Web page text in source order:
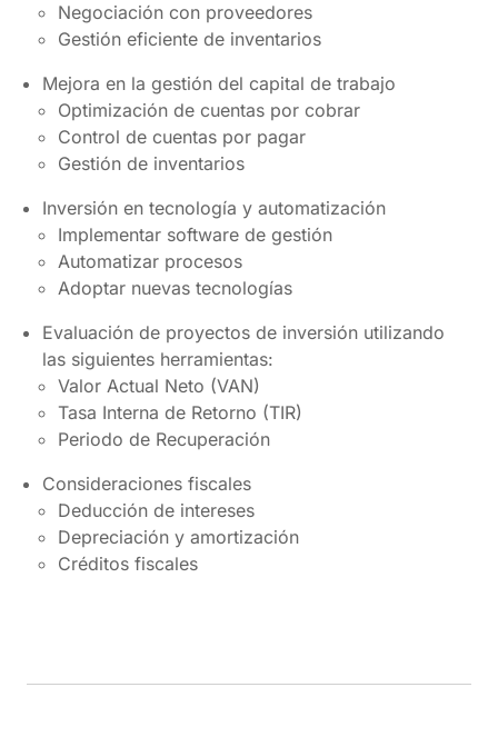
Negociación con proveedores
Gestión eficiente de inventarios
Mejora en la gestión del capital de trabajo
Optimización de cuentas por cobrar
Control de cuentas por pagar
Gestión de inventarios
Inversión en tecnología y automatización
Implementar software de gestión
Automatizar procesos
Adoptar nuevas tecnologías
Evaluación de proyectos de inversión utilizando
las siguientes herramientas:
Valor Actual Neto (VAN)
Tasa Interna de Retorno (TIR)
Periodo de Recuperación
Consideraciones fiscales
Deducción de intereses
Depreciación y amortización
Créditos fiscales